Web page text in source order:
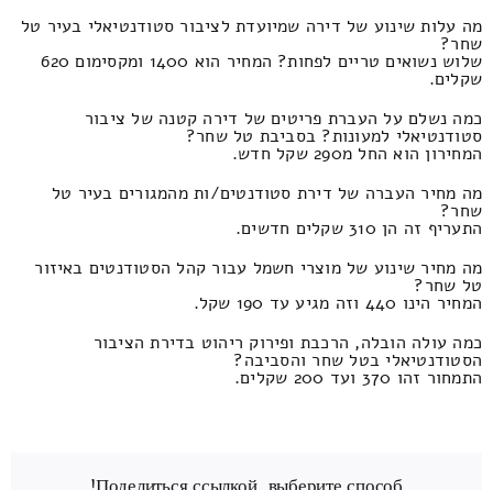
מה עלות שינוע של דירה שמיועדת לציבור סטודנטיאלי בעיר טל
שחר?
שלוש נשואים טריים לפחות? המחיר הוא 1400 ומקסימום 620
שקלים.
כמה נשלם על העברת פריטים של דירה קטנה של ציבור
סטודנטיאלי למעונות? בסביבת טל שחר?
המחירון הוא החל מ290 שקל חדש.
מה מחיר העברה של דירת סטודנטים/ות מהמגורים בעיר טל
שחר?
התעריף זה הן 310 שקלים חדשים.
מה מחיר שינוע של מוצרי חשמל עבור קהל הסטודנטים באיזור
טל שחר?
המחיר הינו 440 וזה מגיע עד 190 שקל.
כמה עולה הובלה, הרכבת ופירוק ריהוט בדירת הציבור
הסטודנטיאלי בטל שחר והסביבה?
התמחור זהו 370 ועד 200 שקלים.